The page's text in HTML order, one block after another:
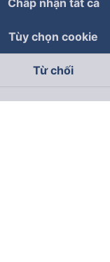
tôi trên
Chấp nhận tất cả
Tùy chọn cookie
Từ chối